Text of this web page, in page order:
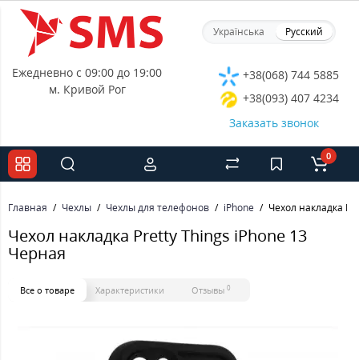
Українська Русский
Ежедневно с 09:00 до 19:00
м. Кривой Рог
+38(068) 744 5885
+38(093) 407 4234
Заказать звонок
0
Главная Чехлы Чехлы для телефонов iPhone Чехол накладка
Чехол накладка Pretty Things iPhone 13
Черная
Все о товаре Характеристики Отзывы 0